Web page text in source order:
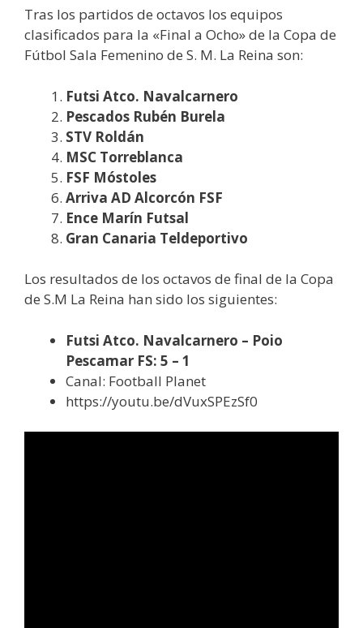
Tras los partidos de octavos los equipos
clasificados para la «Final a Ocho» de la Copa de
Fútbol Sala Femenino de S. M. La Reina son:
Futsi Atco. Navalcarnero
Pescados Rubén Burela
STV Roldán
MSC Torreblanca
FSF Móstoles
Arriva AD Alcorcón FSF
Ence Marín Futsal
Gran Canaria Teldeportivo
Los resultados de los octavos de final de la Copa
de S.M La Reina han sido los siguientes:
Futsi Atco. Navalcarnero – Poio
Pescamar FS: 5 – 1
Canal: Football Planet
https://youtu.be/dVuxSPEzSf0